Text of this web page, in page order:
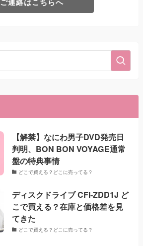
【解禁】なにわ男子DVD発売日
判明、BON BON VOYAGE通常
盤の特典事情
どこで買える？どこに売ってる？
ディスクドライブ CFI-ZDD1J ど
こで買える？在庫と価格差を見
てきた
どこで買える？どこに売ってる？